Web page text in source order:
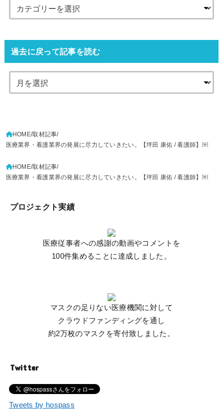
過去に戻って記事を読む
HOME 取材記事
医療業界・看護業界の発展に尽力していきたい。【坪田 康佑 / 看護師】￼
HOME 取材記事
医療業界・看護業界の発展に尽力していきたい。【坪田 康佑 / 看護師】￼
プロジェクト実績
医療従事者への感謝の動画やコメントを
100件集めることに達成しました。
マスクの足りない医療機関に対して
クラウドファンディングを通し
約2万枚のマスクを寄付致しました。
Twitter
Tweets by hospass